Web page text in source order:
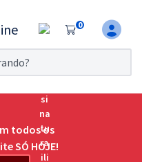
0
da
todos os
SÓ HOJE!